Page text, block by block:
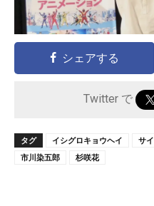
シェアする
Twitter で
タグ イシグロキョウヘイ
サ
市川染五郎
杉咲花